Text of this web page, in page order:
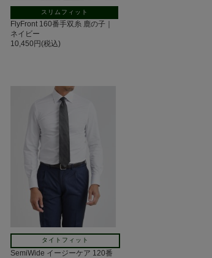
スリムフィット
FlyFront 160番手双糸 鹿の子｜
ネイビー
10,450円(税込)
タイトフィット
SemiWide イージーケア 120番